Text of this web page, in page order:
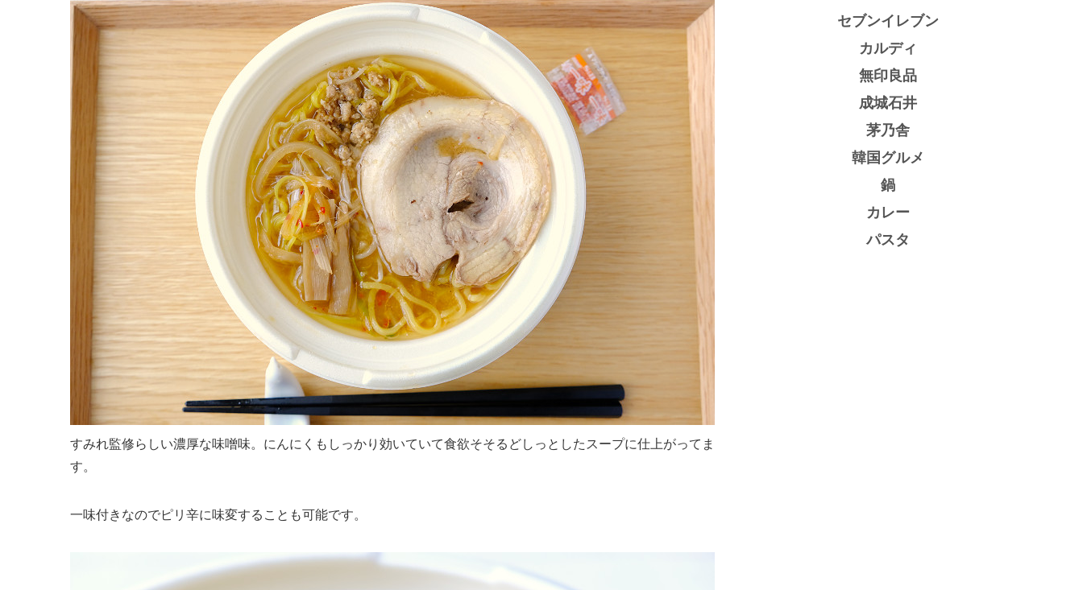
すみれ監修らしい濃厚な味噌味。にんにくもしっかり効いていて食欲そそるどしっとしたスープに仕上がってま
す。
一味付きなのでピリ辛に味変することも可能です。
セブンイレブン
カルディ
無印良品
成城石井
茅乃舎
韓国グルメ
鍋
カレー
パスタ